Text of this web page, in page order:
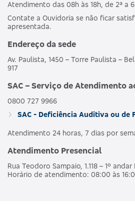
Atendimento das 08h às 18h, de 2ª a
Contate a Ouvidoria se não ficar
apresentada.
Endereço da sede
Av. Paulista, 1450 – Torre Paulista –
917
SAC – Serviço de Atendimento
0800 727 9966
SAC - Deficiência Auditiva ou de
Atendimento 24 horas, 7 dias por
Atendimento Presencial
Rua Teodoro Sampaio, 1.118 – 1º
Horário de atendimento: 08:00 às